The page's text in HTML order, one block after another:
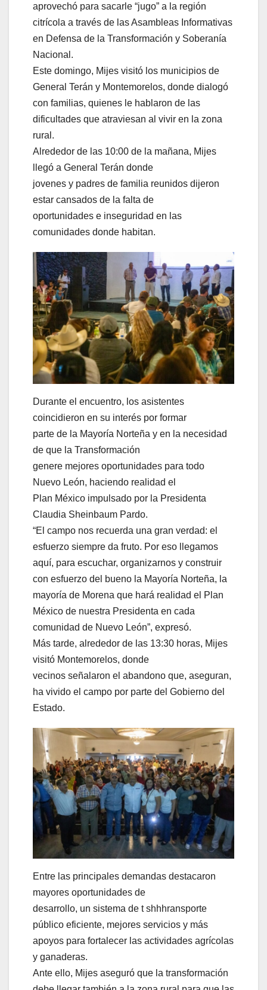
aprovechó para sacarle “jugo” a la región
citrícola a través de las Asambleas Informativas
en Defensa de la Transformación y Soberanía
Nacional.
Este domingo, Mijes visitó los municipios de
General Terán y Montemorelos, donde dialogó
con familias, quienes le hablaron de las
dificultades que atraviesan al vivir en la zona
rural.
Alrededor de las 10:00 de la mañana, Mijes
llegó a General Terán donde
jovenes y padres de familia reunidos dijeron
estar cansados de la falta de
oportunidades e inseguridad en las
comunidades donde habitan.
Durante el encuentro, los asistentes
coincidieron en su interés por formar
parte de la Mayoría Norteña y en la necesidad
de que la Transformación
genere mejores oportunidades para todo
Nuevo León, haciendo realidad el
Plan México impulsado por la Presidenta
Claudia Sheinbaum Pardo.
“El campo nos recuerda una gran verdad: el
esfuerzo siempre da fruto. Por eso llegamos
aquí, para escuchar, organizarnos y construir
con esfuerzo del bueno la Mayoría Norteña, la
mayoría de Morena que hará realidad el Plan
México de nuestra Presidenta en cada
comunidad de Nuevo León”, expresó.
Más tarde, alrededor de las 13:30 horas, Mijes
visitó Montemorelos, donde
vecinos señalaron el abandono que, aseguran,
ha vivido el campo por parte del Gobierno del
Estado.
Entre las principales demandas destacaron
mayores oportunidades de
desarrollo, un sistema de t shhhransporte
público eficiente, mejores servicios y más
apoyos para fortalecer las actividades agrícolas
y ganaderas.
Ante ello, Mijes aseguró que la transformación